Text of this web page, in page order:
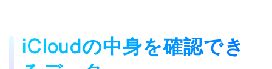
iCloudの中身を確認でき